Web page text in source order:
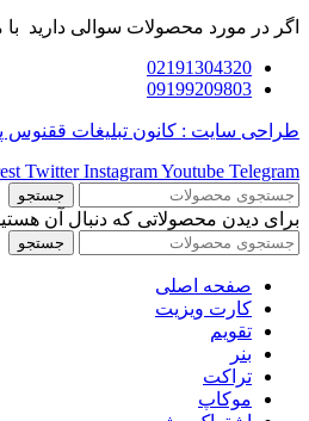
اگر در مورد محصولات سوالی دارید با
02191304320
09199209803
طراحی سایت : کانون تبلیغات ققنوس
Twitter InstagramYoutube Telegram
جستجو
برای دیدن محصولاتی که دنبال آن
جستجو
صفحه اصلی
کارت ویزیت
تقویم
بنر
تراکت
موکاپ